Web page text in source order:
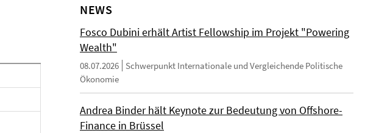
NEWS
Fosco Dubini erhält Artist Fellowship im Projekt "Powering
Wealth"
08.07.2026
Schwerpunkt Internationale und Vergleichende Politische
Ökonomie
Andrea Binder hält Keynote zur Bedeutung von Offshore-
Finance in Brüssel